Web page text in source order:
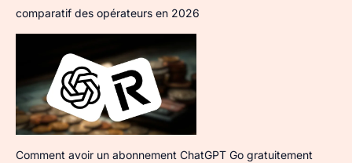
comparatif des opérateurs en 2026
Comment avoir un abonnement ChatGPT Go gratuitement